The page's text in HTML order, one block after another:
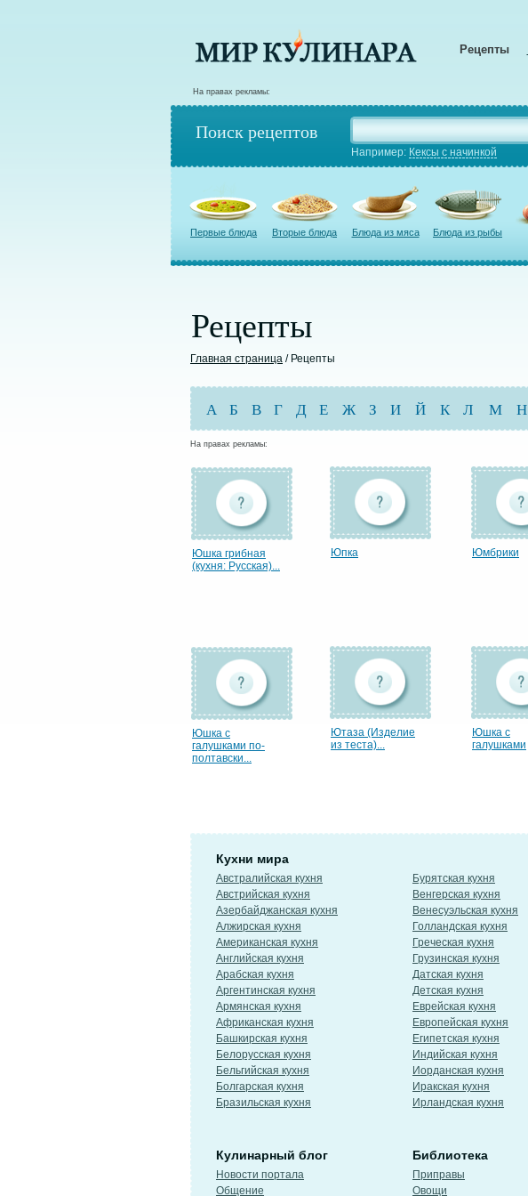
Рецепты
На правах рекламы:
Поиск рецептов
Например: Кексы с начинкой
Первые блюда Вторые блюда Блюда из мяса Блюда из рыбы
Рецепты
Главная страница / Рецепты
А Б В Г Д Е Ж З И Й К Л М Н
На правах рекламы:
Юшка грибная
(кухня: Русская)...
Юпка Юмбрики
Юшка с
галушками по-
полтавски...
Ютаза (Изделие
из теста)...
Юшка с
галушками
Кухни мира
Австралийская кухня
Австрийская кухня
Азербайджанская кухня
Алжирская кухня
Американская кухня
Английская кухня
Арабская кухня
Аргентинская кухня
Армянская кухня
Африканская кухня
Башкирская кухня
Белорусская кухня
Бельгийская кухня
Болгарская кухня
Бразильская кухня
Бурятская кухня
Венгерская кухня
Венесуэльская кухня
Голландская кухня
Греческая кухня
Грузинская кухня
Датская кухня
Детская кухня
Еврейская кухня
Европейская кухня
Египетская кухня
Индийская кухня
Иорданская кухня
Иракская кухня
Ирландская кухня
Кулинарный блог
Новости портала
Общение
Библиотека
Приправы
Овощи